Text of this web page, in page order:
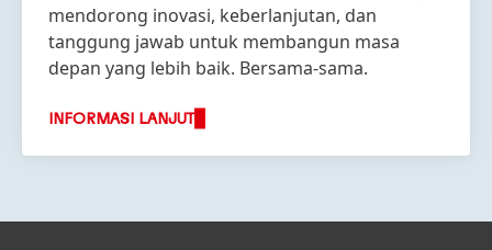
mendorong inovasi, keberlanjutan, dan
tanggung jawab untuk membangun masa
depan yang lebih baik. Bersama-sama.
INFORMASI LANJUT